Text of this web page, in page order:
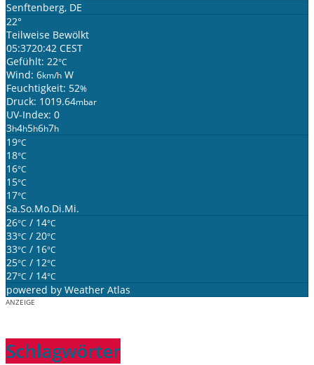
Senftenberg, DE
22°
Teilweise Bewölkt
05:3720:42 CEST
Gefühlt: 22°C
Wind: 6km/h W
Feuchtigkeit: 52%
Druck: 1019.64mbar
UV-Index: 0
3h4h5h6h7h
19°C
18°C
16°C
15°C
17°C
Sa.So.Mo.Di.Mi.
26°C / 14°C
33°C / 20°C
33°C / 16°C
25°C / 12°C
27°C / 14°C
powered by Weather Atlas
ANZEIGE
Schlagwörter